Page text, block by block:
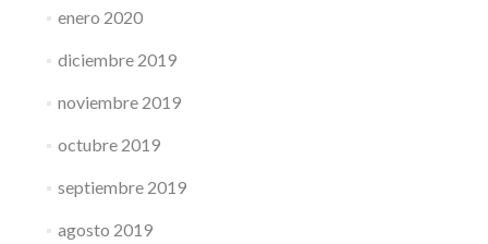
enero 2020
diciembre 2019
noviembre 2019
octubre 2019
septiembre 2019
agosto 2019